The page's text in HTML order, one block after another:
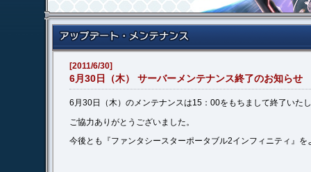
[2011/6/30]
6月30日（木） サーバーメンテナンス終了のお知らせ
6月30日（木）のメンテナンスは15：00をもちまして終了いた
ご協力ありがとうございました。
今後とも『ファンタシースターポータブル2インフィニティ』